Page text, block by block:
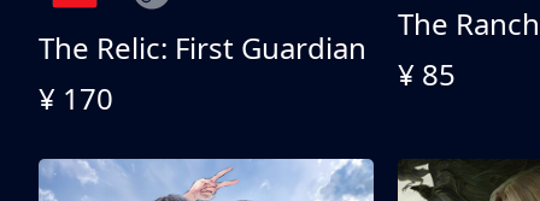
The Relic: First Guardian
¥ 170
The
¥ 85